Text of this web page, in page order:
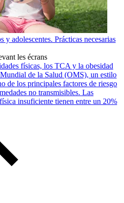
adolescentes. Prácticas necesarias
físicas, los TCA y la obesidad
de la Salud (OMS), un estilo
de los principales factores de riesgo
no transmisibles. Las
insuficiente tienen entre un 20%